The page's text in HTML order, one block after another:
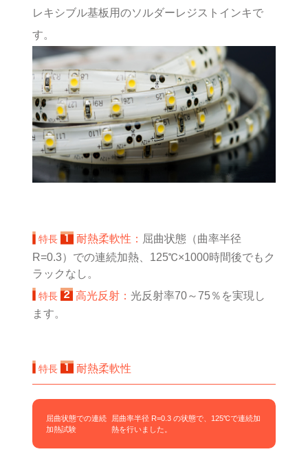
レキシブル基板用のソルダーレジストインキで
す。
特長 耐熱柔軟性： 屈曲状態（曲率半径
R=0.3）での連続加熱、125℃×1000時間後でもク
ラックなし。
特長 高光反射：光反射率70～75％を実現し
ます。
特長 耐熱柔軟性
屈曲状態での連続
加熱試験
屈曲率半径 R=0.3 の状態で、125℃で連続加
熱を行いました。